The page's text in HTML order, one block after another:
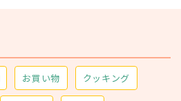
お買い物 クッキング